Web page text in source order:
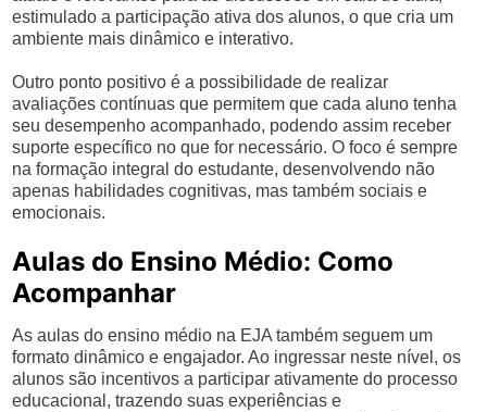
estimulado a participação ativa dos alunos, o que cria um
ambiente mais dinâmico e interativo.
Outro ponto positivo é a possibilidade de realizar
avaliações contínuas que permitem que cada aluno tenha
seu desempenho acompanhado, podendo assim receber
suporte específico no que for necessário. O foco é sempre
na formação integral do estudante, desenvolvendo não
apenas habilidades cognitivas, mas também sociais e
emocionais.
Aulas do Ensino Médio: Como
Acompanhar
As aulas do ensino médio na EJA também seguem um
formato dinâmico e engajador. Ao ingressar neste nível, os
alunos são incentivos a participar ativamente do processo
educacional, trazendo suas experiências e